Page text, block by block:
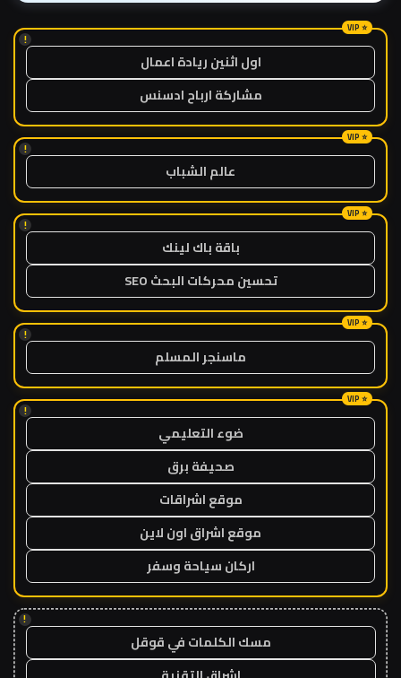
!
اول اثنين ريادة اعمال
مشاركة ارباح ادسنس
!
عالم الشباب
!
باقة باك لينك
تحسين محركات البحث SEO
!
ماسنجر المسلم
!
ضوء التعليمي
صحيفة برق
موقع اشراقات
موقع اشراق اون لاين
اركان سياحة وسفر
!
مسك الكلمات في قوقل